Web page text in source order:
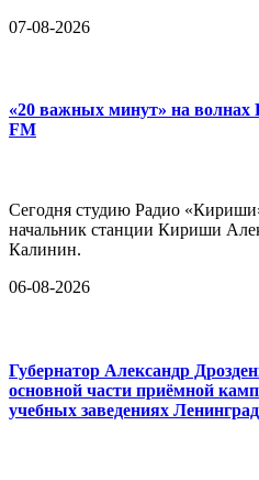
07-08-2026
«20 важных минут» на
FM
Сегодня студию Радио
начальник станции Кириши
Калинин.
06-08-2026
Губернатор Александр
основной части приёмной
учебных заведениях